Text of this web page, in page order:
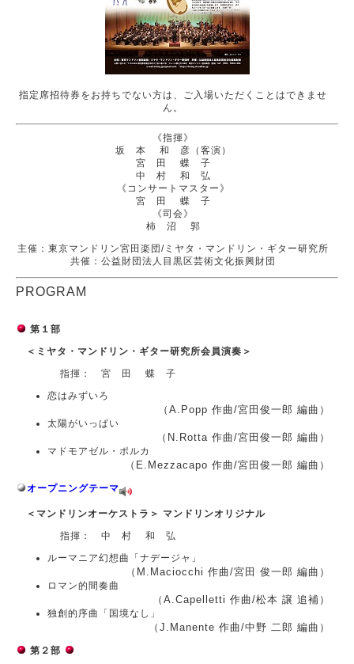
指定席招待券をお持ちでない方は、ご入場いただくことはできませ
ん。
《指揮》
坂 本 和 彦（客演）
宮 田 蝶 子
中 村 和 弘
《コンサートマスター》
宮 田 蝶 子
《司会》
柿 沼 郭
主催：東京マンドリン宮田楽団/ミヤタ・マンドリン・ギター研究所
共催：公益財団法人目黒区芸術文化振興財団
PROGRAM
第１部
＜ミヤタ・マンドリン・ギター研究所会員演奏＞
指揮： 宮 田 蝶 子
恋はみずいろ
（A.Popp 作曲/宮田俊一郎 編曲）
太陽がいっぱい
（N.Rotta 作曲/宮田俊一郎 編曲）
マドモアゼル・ポルカ
（E.Mezzacapo 作曲/宮田俊一郎 編曲）
オープニングテーマ
＜マンドリンオーケストラ＞ マンドリンオリジナル
指揮： 中 村 和 弘
ルーマニア幻想曲「ナデージャ」
（M.Maciocchi 作曲/宮田 俊一郎 編曲）
ロマン的間奏曲
（A.Capelletti 作曲/松本 譲 追補）
独創的序曲「国境なし」
（J.Manente 作曲/中野 二郎 編曲）
第２部